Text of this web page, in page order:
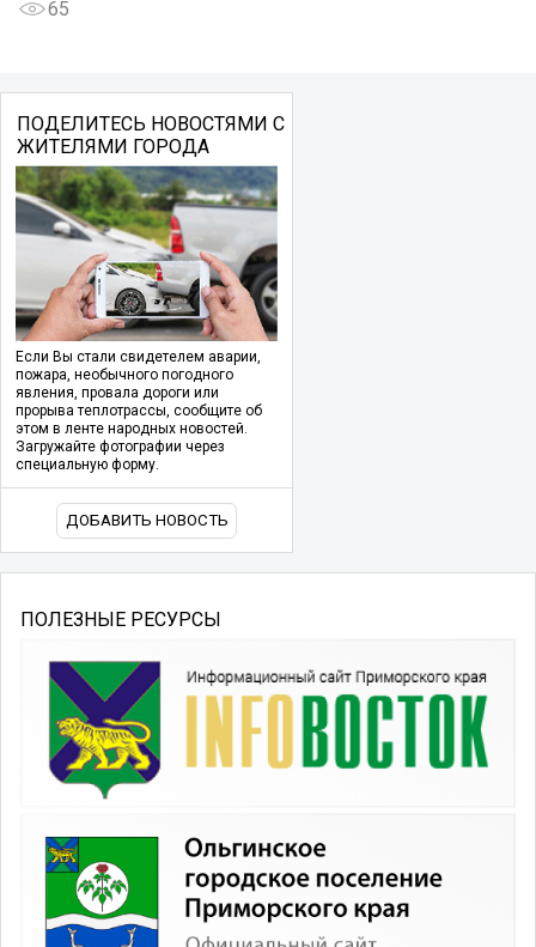
65
ПОДЕЛИТЕСЬ НОВОСТЯМИ С
ЖИТЕЛЯМИ ГОРОДА
Если Вы стали свидетелем аварии,
пожара, необычного погодного
явления, провала дороги или
прорыва теплотрассы, сообщите об
этом в ленте народных новостей.
Загружайте фотографии через
специальную форму.
ДОБАВИТЬ НОВОСТЬ
ПОЛЕЗНЫЕ РЕСУРСЫ